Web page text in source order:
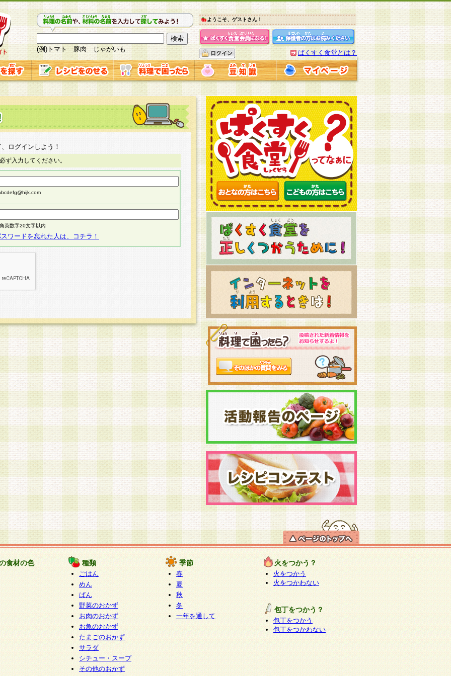
(例)トマト 豚肉 じゃがいも
ようこそ、ゲストさん！
ぱくすく食堂とは？
ログインしよう！
ず入力してください。
英数字20文字以内
ワードを忘れた人は、コチラ！
食材の色 種類
ごはん
めん
ぱん
野菜のおかず
お肉のおかず
お魚のおかず
たまごのおかず
サラダ
シチュー・スープ
その他のおかず
季節
春
夏
秋
冬
一年を通して
火をつかう？
火をつかう
火をつかわない
包丁をつかう？
包丁をつかう
包丁をつかわない